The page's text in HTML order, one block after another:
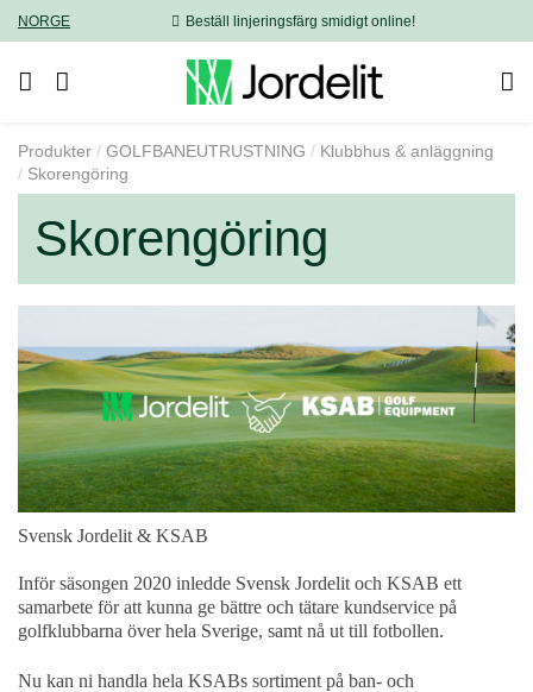
NORGE Beställ linjeringsfärg smidigt online!
Produkter GOLFBANEUTRUSTNING
Klubbhus & anläggning
Skorengöring
Skorengöring
Svensk Jordelit & KSAB
Inför säsongen 2020 inledde Svensk Jordelit och KSAB ett
samarbete för att kunna ge bättre och tätare kundservice på
golfklubbarna över hela Sverige, samt nå ut till fotbollen.
Nu kan ni handla hela KSABs sortiment på ban- och